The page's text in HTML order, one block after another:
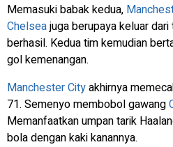
Memasuki babak kedua,
Chelseajuga berupaya keluar
berhasil. Kedua tim kemudian
gol kemenangan.
Manchester Cityakhirnya
71. Semenyo membobol gawang
Memanfaatkan umpan tarik
bola dengan kaki kanannya.